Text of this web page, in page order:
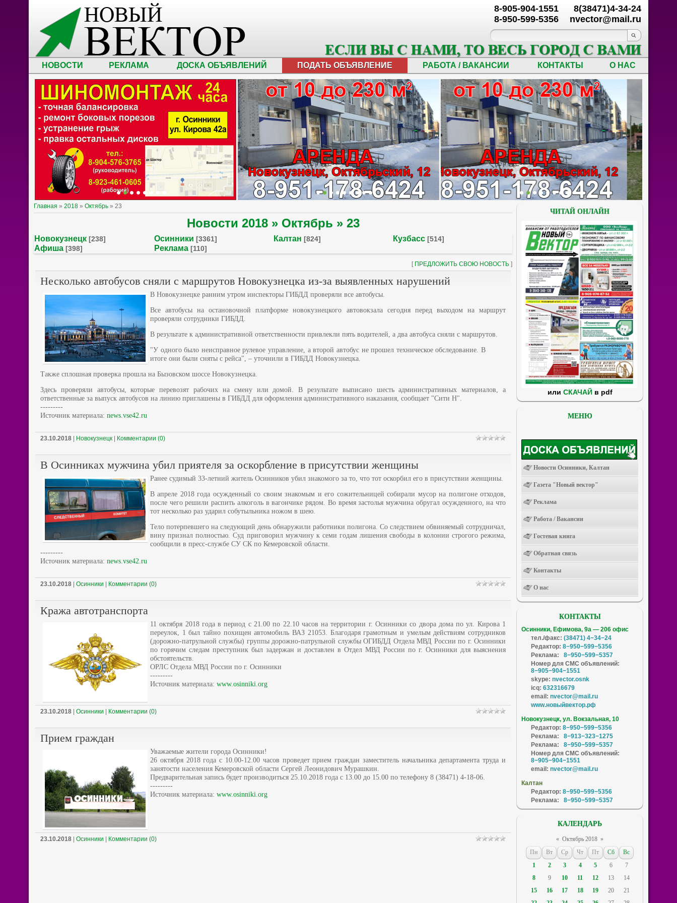
8(38471)4-34-24
nvector@mail.ru
8-905-904-1551
8-950-599-5356
НОВОСТИ РЕКЛАМА ДОСКА ОБЪЯВЛЕНИЙ ПОДАТЬ ОБЪЯВЛЕНИЕ РАБОТА / ВАКАНСИИ КОНТАКТЫ О НАС
Главная » 2018 » Октябрь » 23
Новости 2018 » Октябрь » 23
Новокузнецк [238] Осинники [3361] Калтан [824] Кузбасс [514]
Афиша [398] Реклама [110]
[ ПРЕДЛОЖИТЬ СВОЮ НОВОСТЬ ]
Несколько автобусов сняли с маршрутов Новокузнецка из-за выявленных нарушений
В Новокузнецке ранним утром инспекторы ГИБДД проверяли все автобусы.
Все автобусы на остановочной платформе новокузнецкого автовокзала сегодня перед выходом на маршрут
проверяли сотрудники ГИБДД.
В результате к административной ответственности привлекли пять водителей, а два автобуса сняли с маршрутов.
"У одного было неисправное рулевое управление, а второй автобус не прошел техническое обследование. В
итоге они были сняты с рейса", – уточнили в ГИБДД Новокузнецка.
Также сплошная проверка прошла на Бызовском шоссе Новокузнецка.
Здесь проверяли автобусы, которые перевозят рабочих на смену или домой. В результате выписано шесть административных материалов, а
ответственные за выпуск автобусов на линию приглашены в ГИБДД для оформления административного наказания, сообщает "Сити Н".
---------
Источник материала: news.vse42.ru
23.10.2018 Новокузнецк Комментарии (0)
В Осинниках мужчина убил приятеля за оскорбление в присутствии женщины
Ранее судимый 33-летний житель Осинников убил знакомого за то, что тот оскорбил его в присутствии женщины.
В апреле 2018 года осужденный со своим знакомым и его сожительницей собирали мусор на полигоне отходов,
после чего решили распить алкоголь в вагончике рядом. Во время застолья мужчина обругал осужденного, на что
тот несколько раз ударил собутыльника ножом в шею.
Тело потерпевшего на следующий день обнаружили работники полигона. Со следствием обвиняемый сотрудничал,
вину признал полностью. Суд приговорил мужчину к семи годам лишения свободы в колонии строгого режима,
сообщили в пресс-службе СУ СК по Кемеровской области.
---------
Источник материала: news.vse42.ru
23.10.2018 Осинники Комментарии (0)
Кража автотранспорта
11 октября 2018 года в период с 21.00 по 22.10 часов на территории г. Осинники со двора дома по ул. Кирова 1
переулок, 1 был тайно похищен автомобиль ВАЗ 21053. Благодаря грамотным и умелым действиям сотрудников
(дорожно-патрульной службы) группы дорожно-патрульной службы ОГИБДД Отдела МВД России по г. Осинники
по горячим следам преступник был задержан и доставлен в Отдел МВД России по г. Осинники для выяснения
обстоятельств.
ОРЛС Отдела МВД России по г. Осинники
---------
Источник материала: www.osinniki.org
23.10.2018 Осинники Комментарии (0)
Прием граждан
Уважаемые жители города Осинники!
26 октября 2018 года с 10.00-12.00 часов проведет прием граждан заместитель начальника департамента труда и
занятости населения Кемеровской области Сергей Леонидович Мурашкин.
Предварительная запись будет производиться 25.10.2018 года с 13.00 до 15.00 по телефону 8 (38471) 4-18-06.
---------
Источник материала: www.osinniki.org
23.10.2018 Осинники Комментарии (0)
ЧИТАЙ ОНЛАЙН
или СКАЧАЙв pdf
МЕНЮ
Новости Осинники, Калтан
Газета "Новый вектор"
Реклама
Работа / Вакансии
Гостевая книга
Обратная связь
Контакты
О нас
КОНТАКТЫ
Осинники, Ефимова, 9а — 206 офис
тел./факс: (38471) 4−34−24
Редактор: 8−950−599−5356
Реклама:
8−950−599−5357
Номер для СМС объявлений:
8−905−904−1551
skype: nvector.osnk
icq: 632316679
email: nvector@mail.ru
www.новыйвектор.рф
Новокузнецк, ул. Вокзальная, 10
Редактор: 8−950−599−5356
Реклама:
8−913−323−1275
Реклама:
8−950−599−5357
Номер для СМС объявлений:
8−905−904−1551
email: nvector@mail.ru
Калтан
Редактор: 8−950−599−5356
Реклама:
8−950−599−5357
КАЛЕНДАРЬ
« Октябрь 2018 »
Пн
Вт Ср Чт Пт Сб
Вс
1
2 3 4 5 6
7
8
9 10 11 12 13
14
15
16 17 18 19 20
21